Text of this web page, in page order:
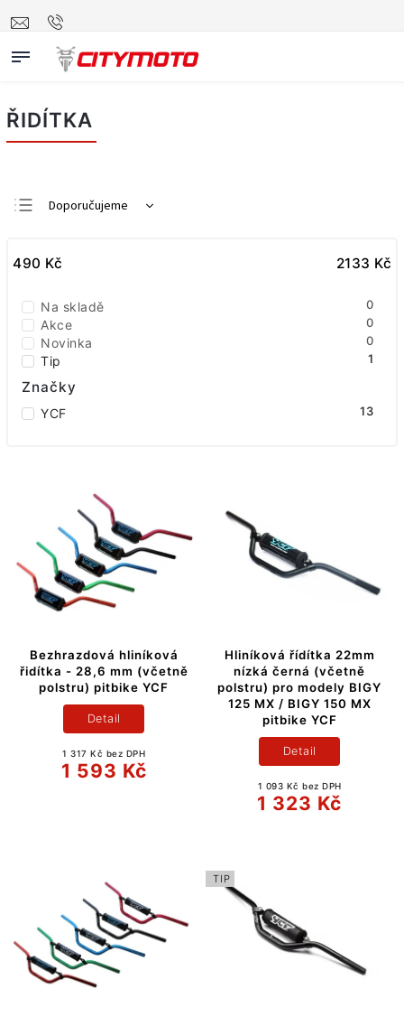
ŘIDÍTKA
Doporučujeme
Nejdražší
Abecedně
490 Kč 2133 Kč
Na skladě 0
Akce 0
Novinka 0
Tip 1
Značky
YCF 13
Bezhrazdová hliníková
řidítka - 28,6 mm (včetně
polstru) pitbike YCF
1 317 Kč bez DPH
1 593 Kč
Detail
Hliníková řídítka 22mm
nízká černá (včetně
polstru) pro modely BIGY
125 MX / BIGY 150 MX
pitbike YCF
1 093 Kč bez DPH
1 323 Kč
Detail
TIP